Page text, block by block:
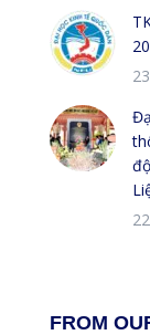
FROM